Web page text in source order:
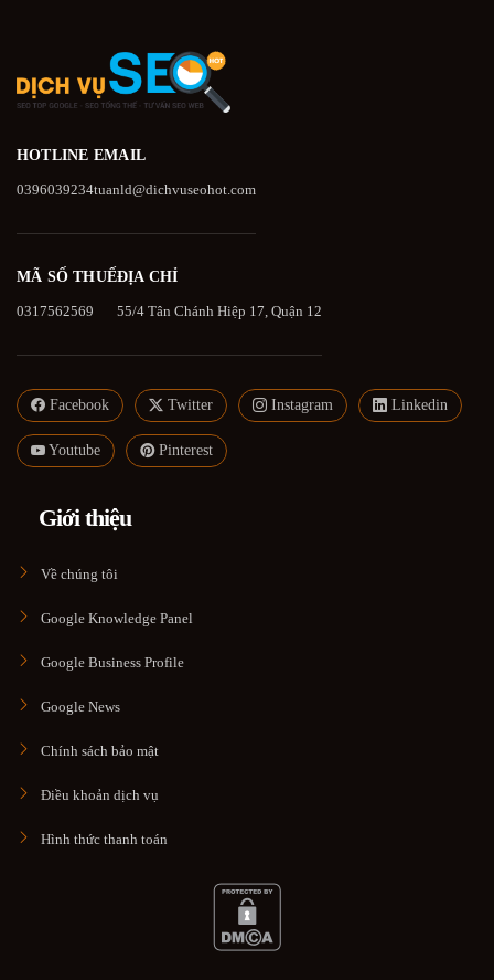
HOTLINE
0396039234
EMAIL
tuanld@dichvuseohot.com
MÃ SỐ THUẾ
0317562569
ĐỊA CHỈ
55/4 Tân Chánh Hiệp 17, Quận 12
Facebook Twitter Instagram Linkedin
Youtube Pinterest
Giới thiệu
Về chúng tôi
Google Knowledge Panel
Google Business Profile
Google News
Chính sách bảo mật
Điều khoản dịch vụ
Hình thức thanh toán